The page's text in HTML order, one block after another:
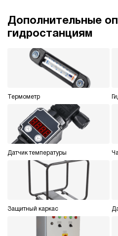
Дополнительные
гидростанциям
Термометр
Датчик температуры
Защитный каркас